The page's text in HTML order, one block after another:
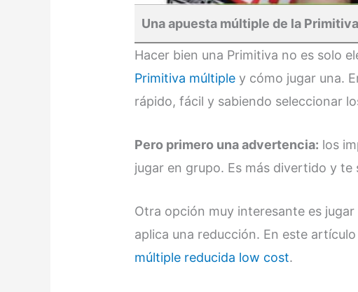
Una apuesta múltiple de la Primitiva
Hacer bien una Primitiva no es solo
Primitiva múltiple y cómo jugar una.
rápido, fácil y sabiendo seleccionar
Pero primero una advertencia: los
jugar en grupo. Es más divertido y te
Otra opción muy interesante es
aplica una reducción. En este
múltiple reducida low cost.